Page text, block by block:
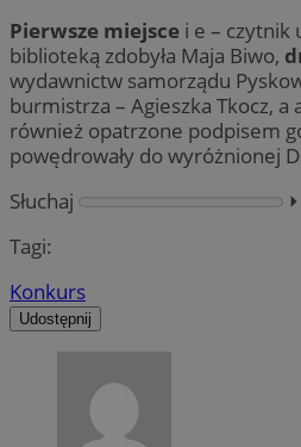
Pierwsze miejsce i e – czytnik
biblioteką zdobyła Maja Biwo,
wydawnictw samorządu
burmistrza – Agieszka Tkocz, a
również opatrzone podpisem
powędrowały do wyróżnionej
Słuchaj
⏵︎
Tagi:
Konkurs
Udostępnij